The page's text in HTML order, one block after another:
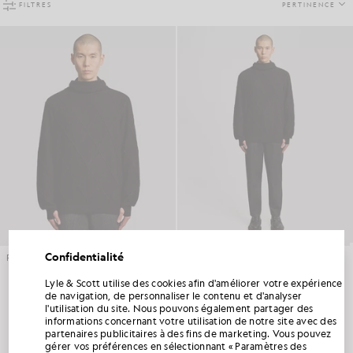
FILTRES PERTINENCE
£100.00 £150.00
2 s sur les produits 2
Confidentialité
Lyle & Scott utilise des cookies afin d'améliorer votre expérience
de navigation, de personnaliser le contenu et d'analyser
l'utilisation du site. Nous pouvons également partager des
informations concernant votre utilisation de notre site avec des
partenaires publicitaires à des fins de marketing. Vous pouvez
gérer vos préférences en sélectionnant « Paramètres des
BÉNÉFICIEZ DE 15 % DE RÉDUCTION SUR
VOTRE PREMIÈRE COMMANDE
Rejoignez le Club Lyle & Scott et soyez parmi les premiers à découvrir les nouveautés
de la saison, les collaborations et les soldes saisonniers réservés aux membres, ainsi
qu’un code de bienvenue exclusif vous offrant 15 % de réduction.